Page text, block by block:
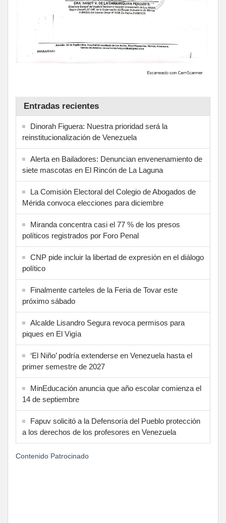
Entradas recientes
Dinorah Figuera: Nuestra prioridad será la
reinstitucionalización de Venezuela
Alerta en Bailadores: Denuncian envenenamiento de
siete mascotas en El Rincón de La Laguna
La Comisión Electoral del Colegio de Abogados de
Mérida convoca elecciones para diciembre
Miranda concentra casi el 77 % de los presos
políticos registrados por Foro Penal
CNP pide incluir la libertad de expresión en el diálogo
político
Finalmente carteles de la Feria de Tovar este
próximo sábado
Alcalde Lisandro Segura revoca permisos para
piques en El Vigía
‘El Niño’ podría extenderse en Venezuela hasta el
primer semestre de 2027
MinEducación anuncia que año escolar comienza el
14 de septiembre
Fapuv solicitó a la Defensoría del Pueblo protección
a los derechos de los profesores en Venezuela
Contenido Patrocinado